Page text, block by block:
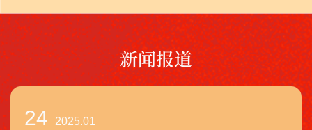
新闻报道
24
2025.01